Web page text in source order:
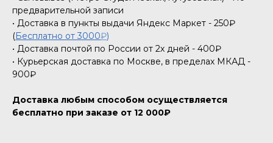
предварительной записи
• Доставка в пункты выдачи Яндекс Маркет - 250₽
(Бесплатно от 3000₽)
• Доставка почтой по России от 2х дней - 400₽
• Курьерская доставка по Москве, в пределах МКАД -
900₽
Доставка любым способом осуществляется
бесплатно при заказе от 12 000₽